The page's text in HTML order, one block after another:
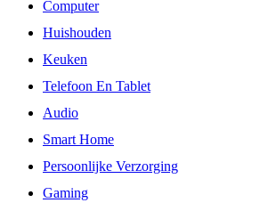
Computer
Huishouden
Keuken
Telefoon En Tablet
Audio
Smart Home
Persoonlijke Verzorging
Gaming